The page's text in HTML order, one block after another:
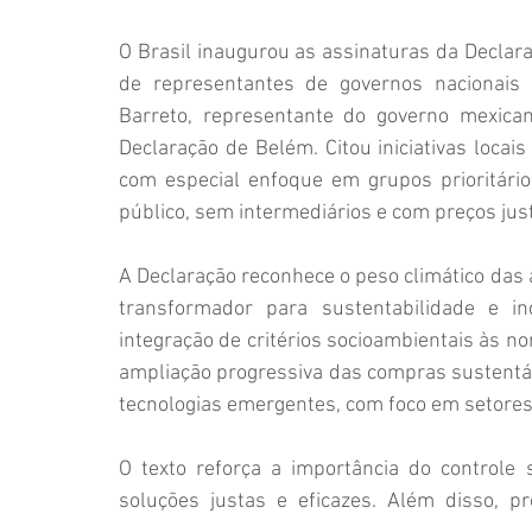
O Brasil inaugurou as assinaturas da
de representantes de governos
Barreto, representante do governo
Declaração de Belém. Citou iniciativas
com especial enfoque em grupos
público, sem intermediários e com preços
A Declaração reconhece o peso climático
transformador para sustentabilidade e
integração de critérios socioambientais às
ampliação progressiva das compras
tecnologias emergentes, com foco em
O texto reforça a importância do controle
soluções justas e eficazes. Além disso,